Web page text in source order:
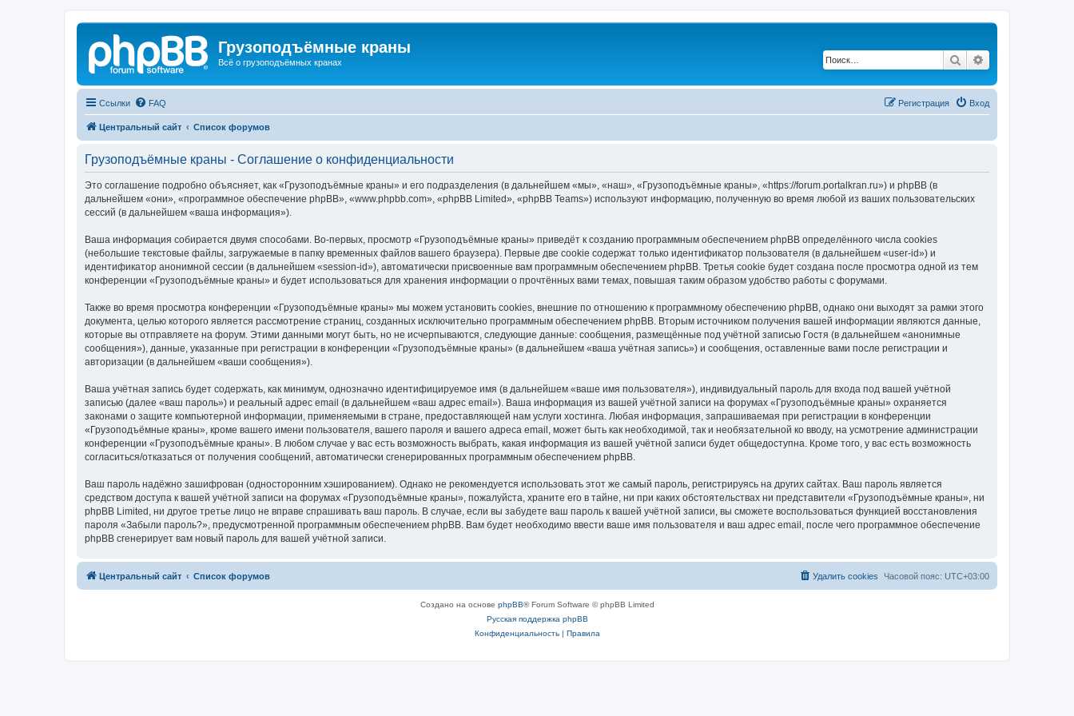
Грузоподъёмные краны
Всё о грузоподъёмных кранах Поиск
Ссылки FAQ Вход
Регистрация
Центральный сайт Список форумов
Грузоподъёмные краны - Соглашение о конфиденциальности
Это соглашение подробно объясняет, как «Грузоподъёмные краны» и его подразделения (в дальнейшем «мы», «наш», «Грузоподъёмные краны», «https://forum.portalkran.ru») и phpBB (в
дальнейшем «они», «программное обеспечение phpBB», «www.phpbb.com», «phpBB Limited», «phpBB Teams») используют информацию, полученную во время любой из ваших пользовательских
сессий (в дальнейшем «ваша информация»).
Ваша информация собирается двумя способами. Во-первых, просмотр «Грузоподъёмные краны» приведёт к созданию программным обеспечением phpBB определённого числа cookies
(небольшие текстовые файлы, загружаемые в папку временных файлов вашего браузера). Первые две cookie содержат только идентификатор пользователя (в дальнейшем «user-id») и
идентификатор анонимной сессии (в дальнейшем «session-id»), автоматически присвоенные вам программным обеспечением phpBB. Третья cookie будет создана после просмотра одной из тем
конференции «Грузоподъёмные краны» и будет использоваться для хранения информации о прочтённых вами темах, повышая таким образом удобство работы с форумами.
Также во время просмотра конференции «Грузоподъёмные краны» мы можем установить cookies, внешние по отношению к программному обеспечению phpBB, однако они выходят за рамки этого
документа, целью которого является рассмотрение страниц, созданных исключительно программным обеспечением phpBB. Вторым источником получения вашей информации являются данные,
которые вы отправляете на форум. Этими данными могут быть, но не исчерпываются, следующие данные: сообщения, размещённые под учётной записью Гостя (в дальнейшем «анонимные
сообщения»), данные, указанные при регистрации в конференции «Грузоподъёмные краны» (в дальнейшем «ваша учётная запись») и сообщения, оставленные вами после регистрации и
авторизации (в дальнейшем «ваши сообщения»).
Ваша учётная запись будет содержать, как минимум, однозначно идентифицируемое имя (в дальнейшем «ваше имя пользователя»), индивидуальный пароль для входа под вашей учётной
записью (далее «ваш пароль») и реальный адрес email (в дальнейшем «ваш адрес email»). Ваша информация из вашей учётной записи на форумах «Грузоподъёмные краны» охраняется
законами о защите компьютерной информации, применяемыми в стране, предоставляющей нам услуги хостинга. Любая информация, запрашиваемая при регистрации в конференции
«Грузоподъёмные краны», кроме вашего имени пользователя, вашего пароля и вашего адреса email, может быть как необходимой, так и необязательной ко вводу, на усмотрение администрации
конференции «Грузоподъёмные краны». В любом случае у вас есть возможность выбрать, какая информация из вашей учётной записи будет общедоступна. Кроме того, у вас есть возможность
согласиться/отказаться от получения сообщений, автоматически сгенерированных программным обеспечением phpBB.
Ваш пароль надёжно зашифрован (односторонним хэшированием). Однако не рекомендуется использовать этот же самый пароль, регистрируясь на других сайтах. Ваш пароль является
средством доступа к вашей учётной записи на форумах «Грузоподъёмные краны», пожалуйста, храните его в тайне, ни при каких обстоятельствах ни представители «Грузоподъёмные краны», ни
phpBB Limited, ни другое третье лицо не вправе спрашивать ваш пароль. В случае, если вы забудете ваш пароль к вашей учётной записи, вы сможете воспользоваться функцией восстановления
пароля «Забыли пароль?», предусмотренной программным обеспечением phpBB. Вам будет необходимо ввести ваше имя пользователя и ваш адрес email, после чего программное обеспечение
phpBB сгенерирует вам новый пароль для вашей учётной записи.
Центральный сайт Список форумов Часовой пояс: UTC+03:00
Удалить cookies
Создано на основе phpBB® Forum Software © phpBB Limited
Русская поддержка phpBB
Конфиденциальность| Правила